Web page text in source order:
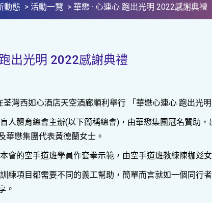
動態 > 活動一覽 > 華懋 · 心連心 跑出光明 2022感謝典禮
出光明 2022感謝典禮
灣西如心酒店天空酒廊順利舉行 「華懋心連心 跑出光明
人體育總會主辦(以下簡稱總會)，由華懋集團冠名贊助
華懋集團代表黃德蘭女士。
會的空手道班學員作套拳示範，由空手道班教練陳枷彣
練項目都需要不同的義工幫助，簡單而言就如一個同行
。